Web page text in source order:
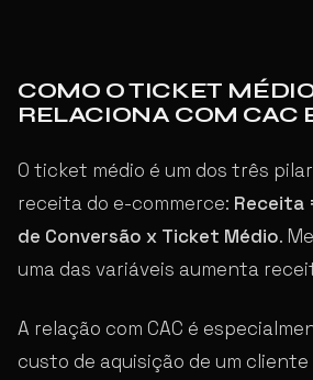
COMO O TICKET
RELACIONA COM CAC
O ticket médio é um dos três
receita do e-commerce: Receita
de Conversão x Ticket Médio.
uma das variáveis aumenta
A relação com CAC é
custo de aquisição de um